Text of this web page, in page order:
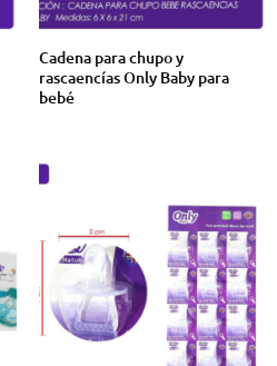
Cadena para chupo y
rascaencías Only Baby para
bebé